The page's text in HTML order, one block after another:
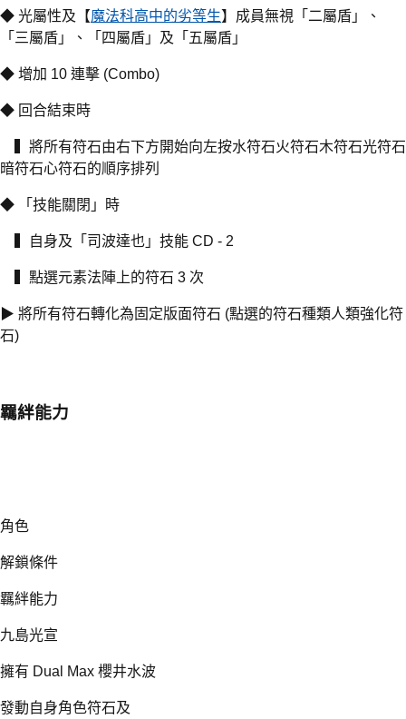
◆ 光屬性及【魔法科高中的劣等生】成員無視「二屬盾」、
「三屬盾」、「四屬盾」及「五屬盾」
◆ 增加 10 連擊 (Combo)
◆ 回合結束時
▍將所有符石由右下方開始向左按水符石火符石木符石光符石
暗符石心符石的順序排列
◆ 「技能關閉」時
▍自身及「司波達也」技能 CD - 2
▍點選元素法陣上的符石 3 次
▶ 將所有符石轉化為固定版面符石 (點選的符石種類人類強化符
石)
羈絆能力
角色
解鎖條件
羈絆能力
九島光宣
擁有 Dual Max 櫻井水波
發動自身角色符石及